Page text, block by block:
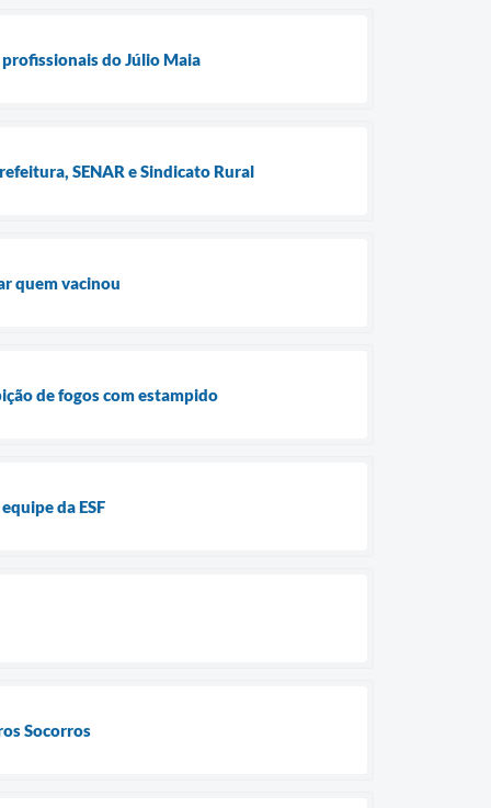
do Júlio Maia
SENAR e Sindicato Rural
quem vacinou
de fogos com estampido
da ESF
Socorros